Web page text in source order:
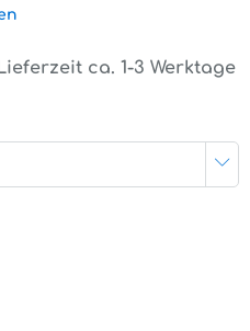
ca. 1-3 Werktage